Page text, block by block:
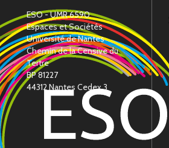
ESO - UMR 6590
Espaces et Sociétés
Université de Nantes
Chemin de la Censive du
Tertre
BP 81227
44312 Nantes Cedex 3